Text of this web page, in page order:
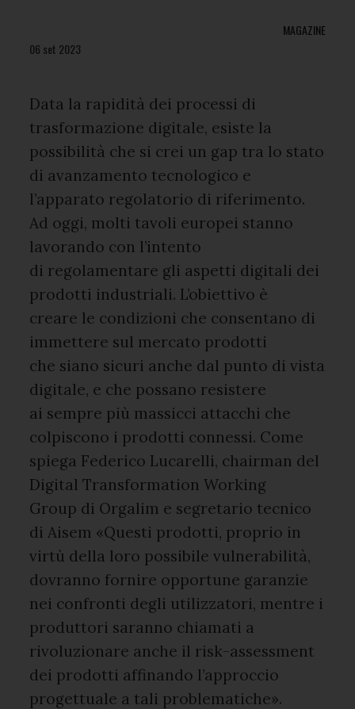
MAGAZINE
06 set 2023
Data la rapidità dei processi di
trasformazione digitale, esiste la
possibilità che si crei un gap tra lo stato
di avanzamento tecnologico e
l’apparato regolatorio di riferimento.
Ad oggi, molti tavoli europei stanno
lavorando con l’intento
di regolamentare gli aspetti digitali dei
prodotti industriali. L’obiettivo è
creare le condizioni che consentano di
immettere sul mercato prodotti
che siano sicuri anche dal punto di vista
digitale, e che possano resistere
ai sempre più massicci attacchi che
colpiscono i prodotti connessi. Come
spiega Federico Lucarelli, chairman del
Digital Transformation Working
Group di Orgalim e segretario tecnico
di Aisem «Questi prodotti, proprio in
virtù della loro possibile vulnerabilità,
dovranno fornire opportune garanzie
nei confronti degli utilizzatori, mentre i
produttori saranno chiamati a
rivoluzionare anche il risk-assessment
dei prodotti affinando l’approccio
progettuale a tali problematiche».